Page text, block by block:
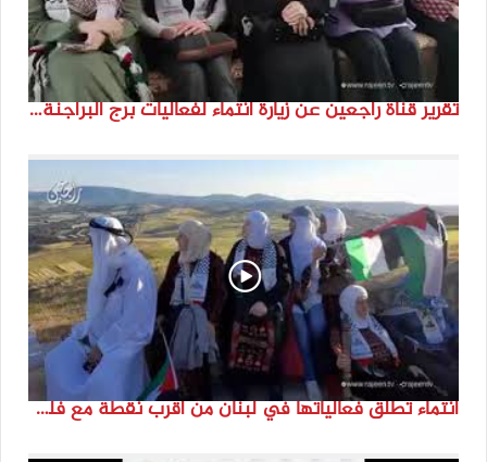
تقرير قناة راجعين عن زيارة انتماء لفعاليات برج البراجنة اعداد جنى شحرور
انتماء تطلق فعالياتها في لبنان من أقرب نقطة مع فلسطين المحتلة في ذكرى النكبة_74تقرير: جنى شحرور